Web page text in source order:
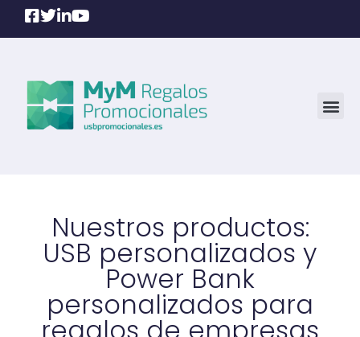
Nuestros productos:
USB personalizados y
Power Bank
personalizados para